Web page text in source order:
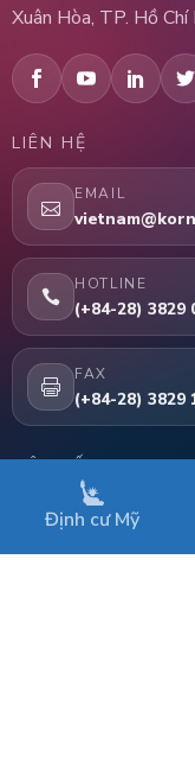
Định cư Mỹ
Xuân Hòa, TP. Hồ Chí
LIÊN HỆ
EMAIL
HOTLINE
(+84-28) 3829
FAX
(+84-28) 3829
LIÊN KẾT
Trang chủ